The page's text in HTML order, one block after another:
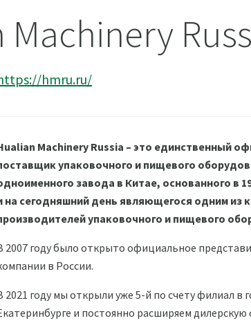
hmru.ru/
Machinery Russia – это единственный
упаковочного и пищевого
завода в Китае, основанного в
на сегодняшний день являющегося одним из
упаковочного и пищевого
2007 году было открыто официальное
в России.
2021 году мы открыли уже 5-й по счету филиал в
и постоянно расширяем дилерскую